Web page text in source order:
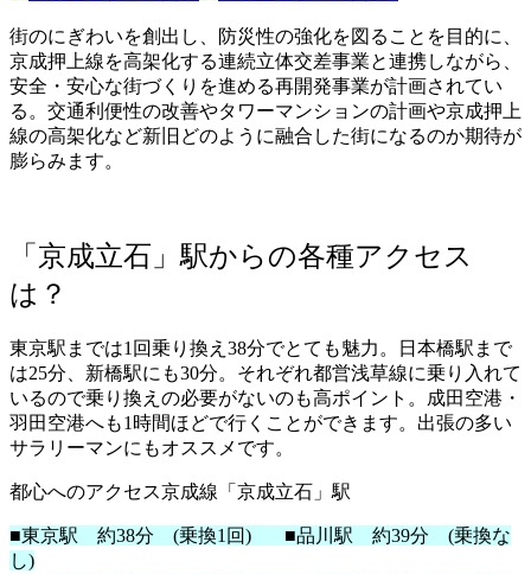
街のにぎわいを創出し、防災性の強化を図ることを目的に、
京成押上線を高架化する連続立体交差事業と連携しながら、
安全・安心な街づくりを進める再開発事業が計画されてい
る。交通利便性の改善やタワーマンションの計画や京成押上
線の高架化など新旧どのように融合した街になるのか期待が
膨らみます。
「京成立石」駅からの各種アクセス
は？
東京駅までは1回乗り換え38分でとても魅力。日本橋駅まで
は25分、新橋駅にも30分。それぞれ都営浅草線に乗り入れて
いるので乗り換えの必要がないのも高ポイント。成田空港・
羽田空港へも1時間ほどで行くことができます。出張の多い
サラリーマンにもオススメです。
都心へのアクセス京成線「京成立石」駅
■東京駅 約38分 (乗換1回) ■品川駅 約39分 (乗換な
し)